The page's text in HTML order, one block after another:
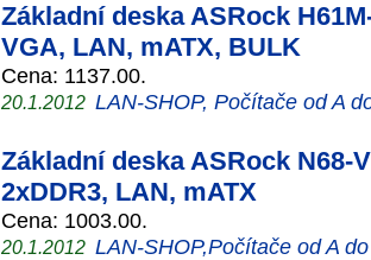
Základní deska ASRock
VGA, LAN, mATX, BULK
Cena: 1137.00.
20.1.2012 LAN-SHOP, Počítače od A
Základní deska ASRock N68-
2xDDR3, LAN, mATX
Cena: 1003.00.
20.1.2012 LAN-SHOP,Počítače od A